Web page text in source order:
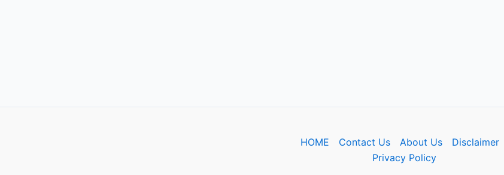
HOME Contact Us About Us
Disclaimer
Privacy Policy